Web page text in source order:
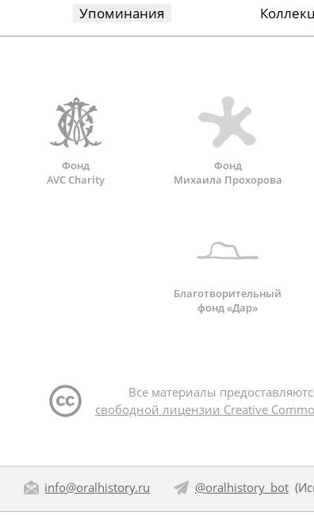
Упоминания
Фонд
AVC Charity
Фонд
Михаила Прохорова
Благотворительный
фонд «Дар»
Все материалы
свободной лицензии Creative
info@oralhistory.ru @oralhistory_bot